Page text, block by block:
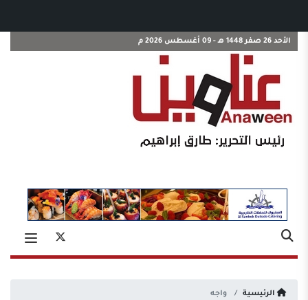
الأحد 26 صفر 1448 هـ - 09 أغسطس 2026 م
الرئيسية واجه